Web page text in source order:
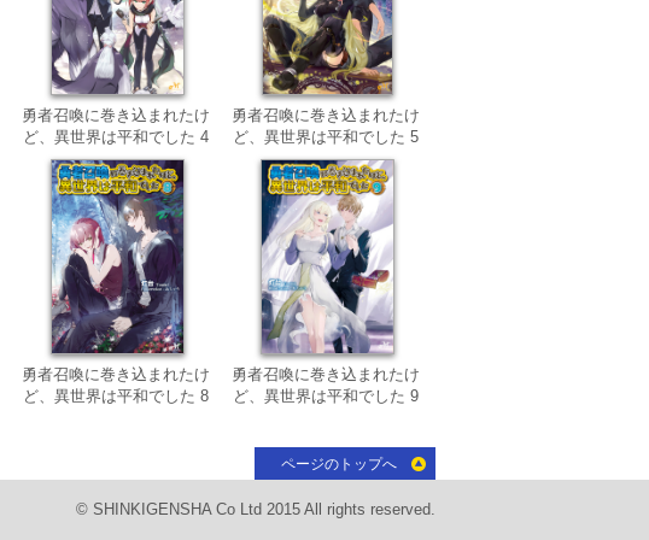
勇者召喚に巻き込まれたけ
ど、異世界は平和でした 4
勇者召喚に巻き込まれたけ
ど、異世界は平和でした 5
勇者召喚に巻き込まれたけ
ど、異世界は平和でした 8
勇者召喚に巻き込まれたけ
ど、異世界は平和でした 9
ページのトップへ
© SHINKIGENSHA Co Ltd 2015 All rights reserved.